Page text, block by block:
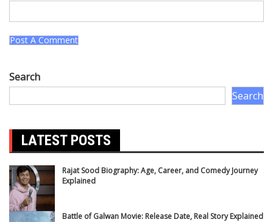
Search
Search
LATEST POSTS
Rajat Sood Biography: Age, Career, and Comedy Journey
Explained
Battle of Galwan Movie: Release Date, Real Story Explained